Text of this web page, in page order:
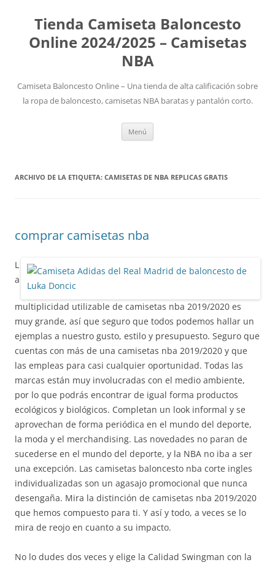
Tienda Camiseta Baloncesto
Online 2024/2025 – Camisetas
NBA
Camiseta Baloncesto Online – Una tienda de alta calificación sobre
la ropa de baloncesto, camisetas NBA baratas y pantalón corto.
Menú
ARCHIVO DE LA ETIQUETA: CAMISETAS DE NBA REPLICAS GRATIS
comprar camisetas nba
L
a
multiplicidad utilizable de camisetas nba 2019/2020 es
muy grande, así que seguro que todos podemos hallar un
ejemplas a nuestro gusto, estilo y presupuesto. Seguro que
cuentas con más de una camisetas nba 2019/2020 y que
las empleas para casi cualquier oportunidad. Todas las
marcas están muy involucradas con el medio ambiente,
por lo que podrás encontrar de igual forma productos
ecológicos y biológicos. Completan un look informal y se
aprovechan de forma periódica en el mundo del deporte,
la moda y el merchandising. Las novedades no paran de
sucederse en el mundo del deporte, y la NBA no iba a ser
una excepción. Las camisetas baloncesto nba corte ingles
individualizadas son un agasajo promocional que nunca
desengaña. Mira la distinción de camisetas nba 2019/2020
que hemos compuesto para ti. Y así y todo, a veces se lo
mira de reojo en cuanto a su impacto.
No lo dudes dos veces y elige la Calidad Swingman con la